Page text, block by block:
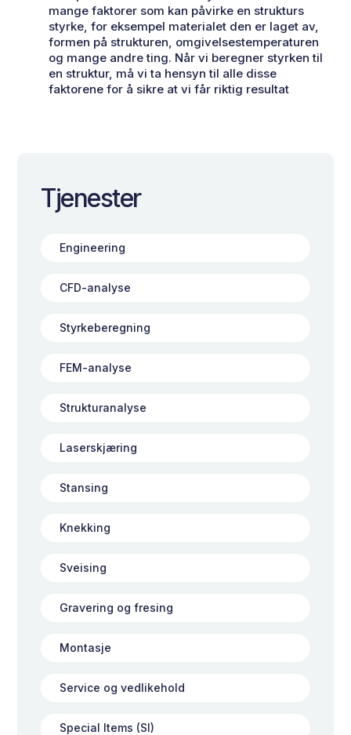
Tjenester
Engineering
CFD-analyse
Styrkeberegning
FEM-analyse
Strukturanalyse
Laserskjæring
Stansing
Knekking
Sveising
Gravering og fresing
Montasje
Service og vedlikehold
Special Items (SI)
mange faktorer som kan påvirke en strukturs
styrke, for eksempel materialet den er laget av,
formen på strukturen, omgivelsestemperaturen
og mange andre ting. Når vi beregner styrken til
en struktur, må vi ta hensyn til alle disse
faktorene for å sikre at vi får riktig resultat